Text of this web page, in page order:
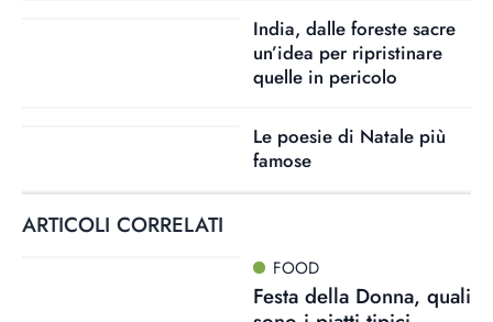
India, dalle foreste sacre
un’idea per ripristinare
quelle in pericolo
Le poesie di Natale più
famose
ARTICOLI CORRELATI
FOOD
Festa della Donna, quali